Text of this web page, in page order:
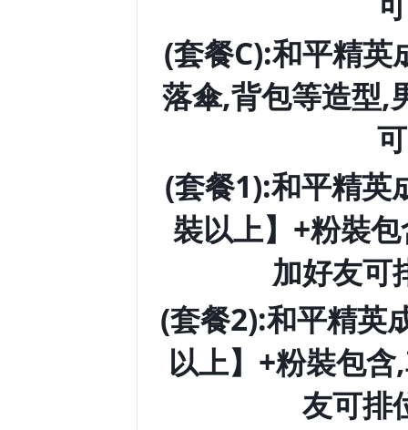
(套餐C):和平精
落傘,背包等造型,
(套餐1):和平精英
裝以上】+粉裝
加好友可
(套餐2):和平精英
以上】+粉裝包
友可排